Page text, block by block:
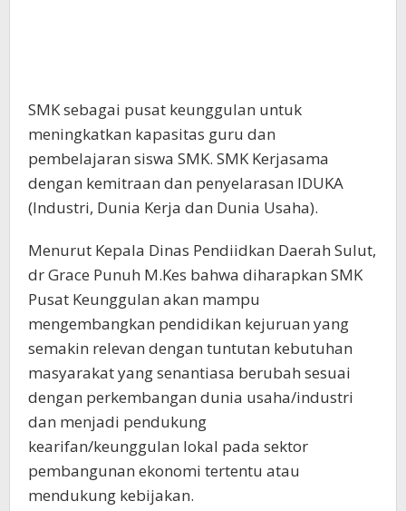
SMK sebagai pusat keunggulan untuk
meningkatkan kapasitas guru dan
pembelajaran siswa SMK. SMK Kerjasama
dengan kemitraan dan penyelarasan IDUKA
(Industri, Dunia Kerja dan Dunia Usaha).
Menurut Kepala Dinas Pendiidkan Daerah Sulut,
dr Grace Punuh M.Kes bahwa diharapkan SMK
Pusat Keunggulan akan mampu
mengembangkan pendidikan kejuruan yang
semakin relevan dengan tuntutan kebutuhan
masyarakat yang senantiasa berubah sesuai
dengan perkembangan dunia usaha/industri
dan menjadi pendukung
kearifan/keunggulan lokal pada sektor
pembangunan ekonomi tertentu atau
mendukung kebijakan.